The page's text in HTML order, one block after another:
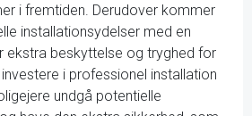
i fremtiden. Derudover kommer
installationsydelser med en
ekstra beskyttelse og tryghed for
i professionel installation
undgå potentielle